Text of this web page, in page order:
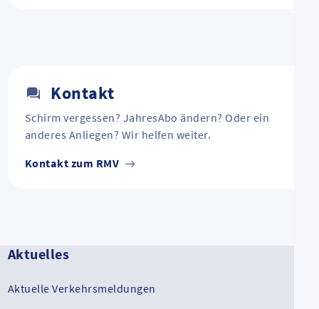
Kontakt
Schirm vergessen? JahresAbo ändern? Oder ein
anderes Anliegen? Wir helfen weiter.
Kontakt zum RMV
Aktuelles
Aktuelle Verkehrsmeldungen